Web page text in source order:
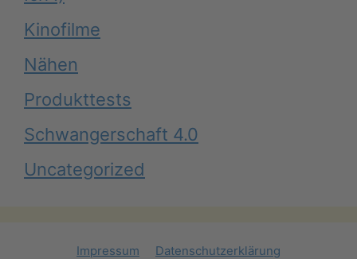
Kinofilme
Nähen
Produkttests
Schwangerschaft 4.0
Uncategorized
Impressum
Datenschutzerklärung